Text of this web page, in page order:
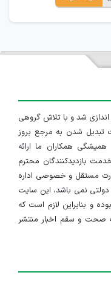
استخدام در تاریخ ۱۳۹۱/۱/۱۰ راه اندازی شد و با تلاش گروهی
تبدیل شدن به مرجع بروز
همکاران ما ارائه
بازدیدکنندگان محترم
مستقل و خصوصی اداره
نمی باشد، این سایت
و بنابراین لازم است که
صحت و سقم اخبار منتشر